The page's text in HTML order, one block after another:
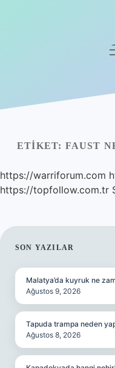
Yasal Uyarı
Hakkımızda
ETIKET: FAUST
https://warriforum.com
https://topfollow.com.tr
SIDEBAR
SON YAZILAR
Malatya’da kuyruk ne
Ağustos 9, 2026
Tapuda trampa neden
Ağustos 8, 2026